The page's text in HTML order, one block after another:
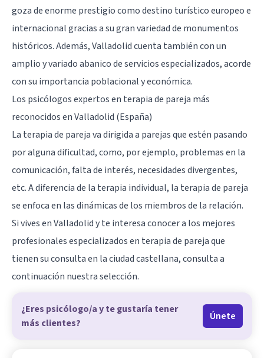
goza de enorme prestigio como destino turístico europeo e
internacional gracias a su gran variedad de monumentos
históricos. Además,Valladolidcuenta también con un
amplio y variado abanico de servicios especializados, acorde
con su importancia poblacional y económica.
Los psicólogos expertos en terapia de pareja más
reconocidos en Valladolid (España)
La terapia de pareja va dirigida a parejas que estén pasando
por alguna dificultad, como, por ejemplo, problemas en la
comunicación, falta de interés, necesidades divergentes,
etc. A diferencia de la terapia individual, la terapia de pareja
se enfoca en las dinámicas de los miembros de la relación.
Si vives en Valladolid y te interesa conocer a los mejores
profesionales especializados en terapia de pareja que
tienen su consulta en la ciudad castellana, consulta a
continuación nuestra selección.
¿Eres psicólogo/a y te gustaría tener
más clientes?
Únete